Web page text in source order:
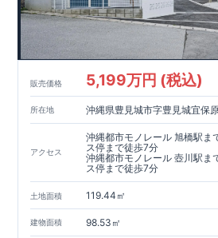
販売価格 5,199万円 (税込)
所在地 沖縄県豊見城市字豊見城宜保
アクセス
沖縄都市モノレール 旭橋駅
ス停まで徒歩7分
沖縄都市モノレール 壺川駅
ス停まで徒歩7分
土地面積 119.44㎡
建物面積 98.53㎡